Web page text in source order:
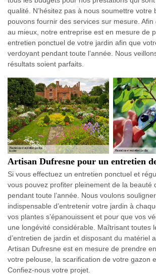
qualité. N’hésitez pas à nous soumettre votre
pouvons fournir des services sur mesure. Afin
au mieux, notre entreprise est en mesure de
entretien ponctuel de votre jardin afin que
verdoyant pendant toute l’année. Nous
résultats soient parfaits.
Artisan Dufresne pour un entretien
Si vous effectuez un entretien ponctuel et
vous pouvez profiter pleinement de la beauté
pendant toute l’année. Nous voulons
indispensable d’entretenir votre jardin à
vos plantes s’épanouissent et pour que vos
une longévité considérable. Maîtrisant toutes
d’entretien de jardin et disposant du matériel
Artisan Dufresne est en mesure de prendre
votre pelouse, la scarification de votre gazon
Confiez-nous votre projet.